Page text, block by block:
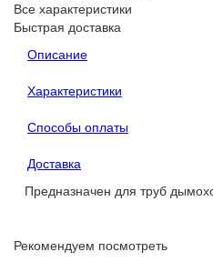
Все характеристики
Быстрая доставка
Описание
Характеристики
Способы оплаты
Доставка
Предназначен для труб
Рекомендуем посмотреть